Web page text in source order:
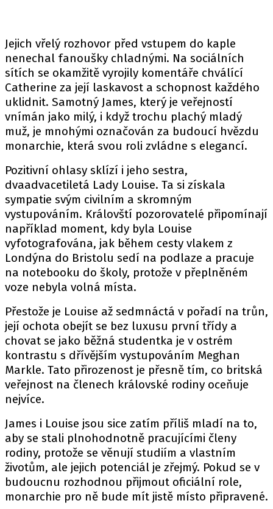
Jejich vřelý rozhovor před vstupem do kaple
nenechal fanoušky chladnými. Na sociálních
sítích se okamžitě vyrojily komentáře chválící
Catherine za její laskavost a schopnost každého
uklidnit. Samotný James, který je veřejností
vnímán jako milý, i když trochu plachý mladý
muž, je mnohými označován za budoucí hvězdu
monarchie, která svou roli zvládne s elegancí.
Pozitivní ohlasy sklízí i jeho sestra,
dvaadvacetiletá Lady Louise. Ta si získala
sympatie svým civilním a skromným
vystupováním. Královští pozorovatelé připomínají
například moment, kdy byla Louise
vyfotografována, jak během cesty vlakem z
Londýna do Bristolu sedí na podlaze a pracuje
na notebooku do školy, protože v přeplněném
voze nebyla volná místa.
Přestože je Louise až sedmnáctá v pořadí na trůn,
její ochota obejít se bez luxusu první třídy a
chovat se jako běžná studentka je v ostrém
kontrastu s dřívějším vystupováním Meghan
Markle. Tato přirozenost je přesně tím, co britská
veřejnost na členech královské rodiny oceňuje
nejvíce.
James i Louise jsou sice zatím příliš mladí na to,
aby se stali plnohodnotně pracujícími členy
rodiny, protože se věnují studiím a vlastním
životům, ale jejich potenciál je zřejmý. Pokud se v
budoucnu rozhodnou přijmout oficiální role,
monarchie pro ně bude mít jistě místo připravené.